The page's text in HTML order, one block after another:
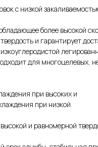
с низкой
более высокой
и гарантирует
для многоцелевых,
при высоких и
при низкой
и равномерной